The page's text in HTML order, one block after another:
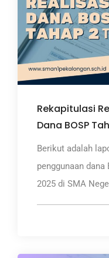
Rekapitulasi
Dana BOSP
Berikut adalah
penggunaan dana
2025 di SMA